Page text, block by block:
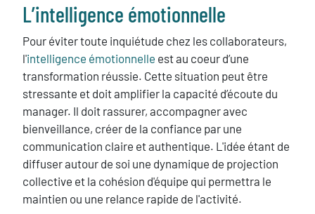
L’intelligence émotionnelle
Pour éviter toute inquiétude chez les collaborateurs,
l'intelligence émotionnelle est au coeur d’une
transformation réussie. Cette situation peut être
stressante et doit amplifier la capacité d’écoute du
manager. Il doit rassurer, accompagner avec
bienveillance, créer de la confiance par une
communication claire et authentique. L'idée étant de
diffuser autour de soi une dynamique de projection
collective et la cohésion d'équipe qui permettra le
maintien ou une relance rapide de l'activité.